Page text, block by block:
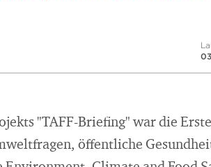
"TAFF-Briefing" war die
öffentliche